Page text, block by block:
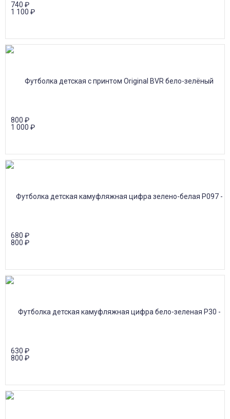
740 ₽
1 100 ₽
800 ₽
1 000 ₽
680 ₽
800 ₽
630 ₽
800 ₽